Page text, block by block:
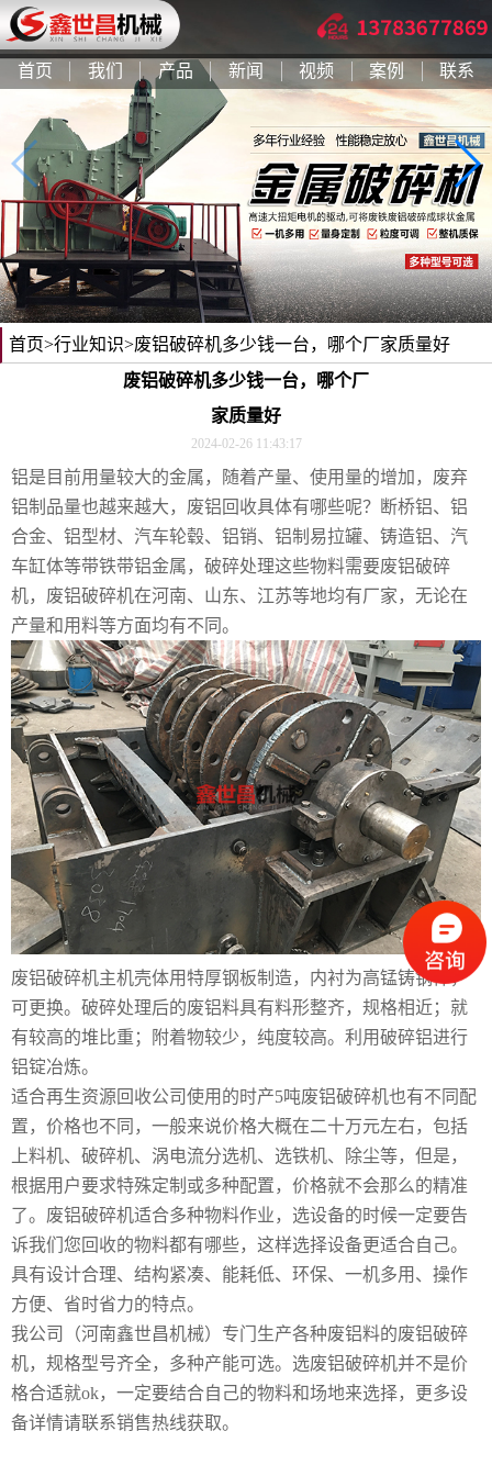
首页 我们 产品 新闻 视频 案例 联系
首页>行业知识>废铝破碎机多少钱一台，哪个厂家质量好
废铝破碎机多少钱一台，哪个厂
家质量好
2024-02-26 11:43:17
铝是目前用量较大的金属，随着产量、使用量的增加，废弃
铝制品量也越来越大，废铝回收具体有哪些呢？断桥铝、铝
合金、铝型材、汽车轮毂、铝销、铝制易拉罐、铸造铝、汽
车缸体等带铁带铝金属，破碎处理这些物料需要废铝破碎
机，废铝破碎机在河南、山东、江苏等地均有厂家，无论在
产量和用料等方面均有不同。
废铝破碎机主机壳体用特厚钢板制造，内衬为高锰铸钢件，
可更换。破碎处理后的废铝料具有料形整齐，规格相近；就
有较高的堆比重；附着物较少，纯度较高。利用破碎铝进行
铝锭冶炼。
适合再生资源回收公司使用的时产5吨废铝破碎机也有不同配
置，价格也不同，一般来说价格大概在二十万元左右，包括
上料机、破碎机、涡电流分选机、选铁机、除尘等，但是，
根据用户要求特殊定制或多种配置，价格就不会那么的精准
了。废铝破碎机适合多种物料作业，选设备的时候一定要告
诉我们您回收的物料都有哪些，这样选择设备更适合自己。
具有设计合理、结构紧凑、能耗低、环保、一机多用、操作
方便、省时省力的特点。
我公司（河南鑫世昌机械）专门生产各种废铝料的废铝破碎
机，规格型号齐全，多种产能可选。选废铝破碎机并不是价
格合适就ok，一定要结合自己的物料和场地来选择，更多设
备详情请联系销售热线获取。